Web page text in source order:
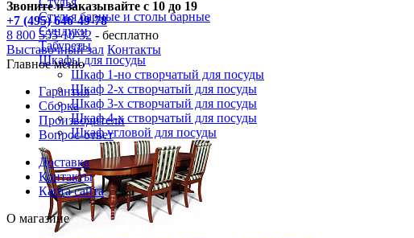
Стулья барные и столы барные
Сундуки
Табуреты
Шкафы для посуды
Шкаф 1-но створчатый для посуды
Шкаф 2-х створчатый для посуды
Шкаф 3-х створчатый для посуды
Шкаф 4-х створчатый для посуды
Шкаф угловой для посуды
Звоните и заказывайте с 10 до 19
+7 (495) 646-49-78
8 800 555-10-32 - бесплатно
Выставочный зал Контакты
Главное меню
Гарантия
Сборка
Производители
Вопрос-ответ
Доставка
Контакты
Карта сайта
О магазине